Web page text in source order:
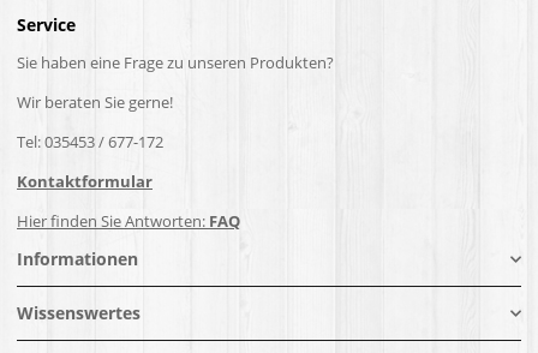
Service
Sie haben eine Frage zu unseren Produkten?
Wir beraten Sie gerne!
Tel: 035453 / 677-172
Kontaktformular
Hier finden Sie Antworten: FAQ
Informationen
Wissenswertes